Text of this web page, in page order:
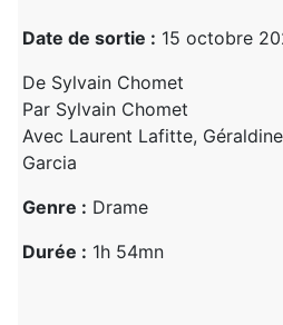
Date de sortie : 15 octobre
De Sylvain Chomet
Par Sylvain Chomet
Avec Laurent Lafitte,
Garcia
Genre : Drame
Durée : 1h 54mn